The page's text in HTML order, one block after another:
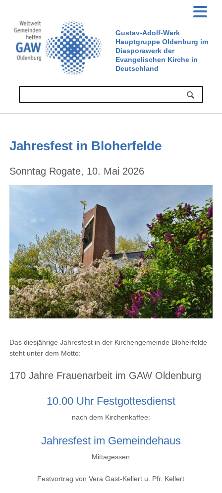
Gustav-Adolf-Werk
Hauptgruppe Oldenburg im
Diasporawerk der
Evangelischen Kirche in
Deutschland
Jahresfest in Bloherfelde
Sonntag Rogate, 10. Mai 2026
Das diesjährige Jahresfest in der Kirchengemeinde Bloherfelde
steht unter dem Motto:
170 Jahre Frauenarbeit im GAW Oldenburg
10.00 Uhr Festgottesdienst
nach dem Kirchenkaffee:
Jahresfest im Gemeindehaus
Mittagessen
Festvortrag von Vera Gast-Kellert u. Pfr. Kellert